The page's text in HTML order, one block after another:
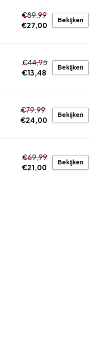
€89,99
€27,00
Bekijken
€44,95
€13,48
Bekijken
€79,99
€24,00
Bekijken
€69,99
€21,00
Bekijken